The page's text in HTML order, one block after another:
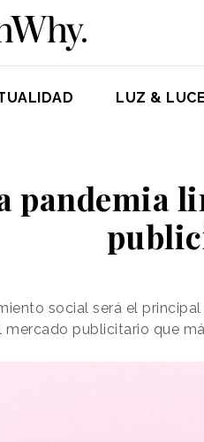
LUZ &
pandemia
social será el
mercado publicitario que